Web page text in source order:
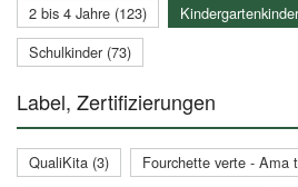
2 bis 4 Jahre (123)
Schulkinder (73)
Label, Zertifizierungen
QualiKita (3)
Fourchette verte - Ama